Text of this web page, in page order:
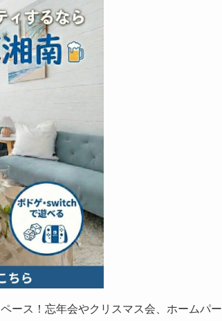
ース！忘年会やクリスマス会、ホームパー